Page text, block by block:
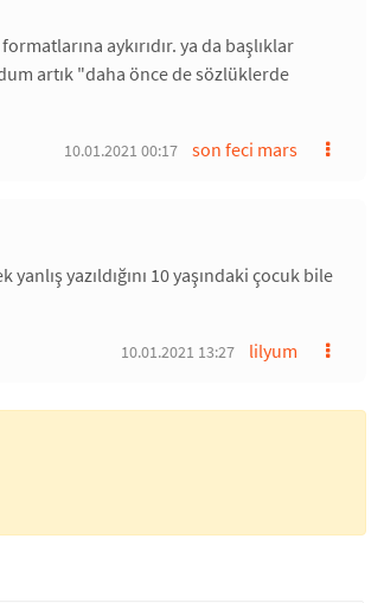
aykırıdır. ya da başlıklar
artık "daha önce de sözlüklerde
son feci mars
10.01.2021 00:17
yazıldığını 10 yaşındaki çocuk bile
lilyum
10.01.2021 13:27